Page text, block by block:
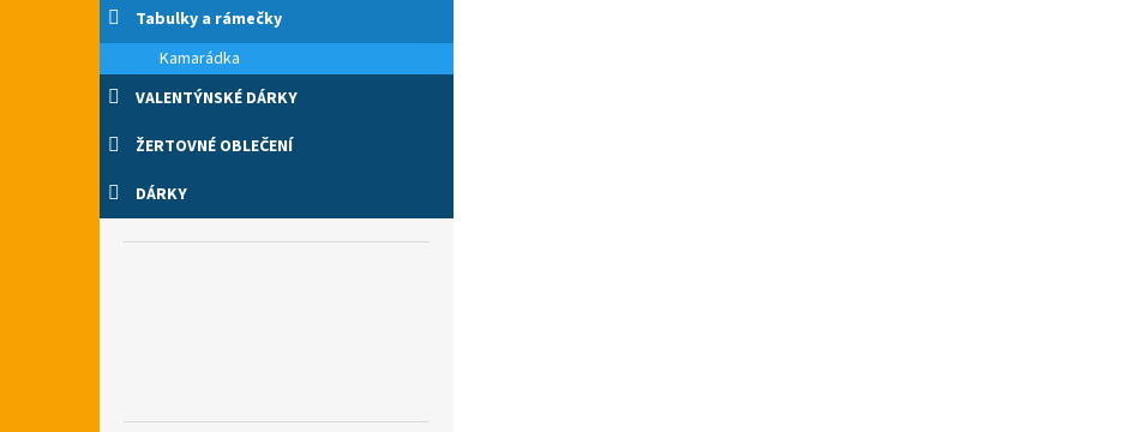
Tabulky a rámečky
Kamarádka
VALENTÝNSKÉ DÁRKY
ŽERTOVNÉ OBLEČENÍ
DÁRKY